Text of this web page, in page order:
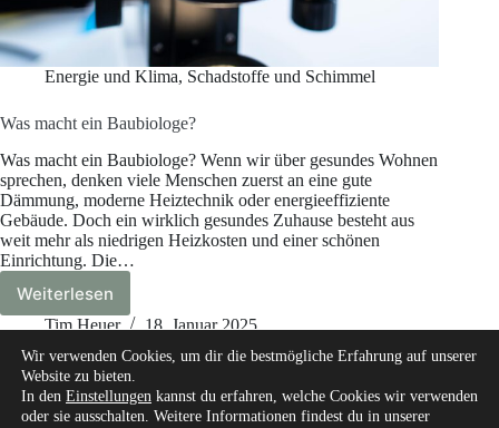
Energie und Klima, Schadstoffe und Schimmel
Was macht ein Baubiologe?
Was macht ein Baubiologe? Wenn wir über gesundes Wohnen
sprechen, denken viele Menschen zuerst an eine gute
Dämmung, moderne Heiztechnik oder energieeffiziente
Gebäude. Doch ein wirklich gesundes Zuhause besteht aus
weit mehr als niedrigen Heizkosten und einer schönen
Einrichtung. Die…
Weiterlesen
Was
macht
Baubiologe?
Tim Heuer 18. Januar 2025
Wir verwenden Cookies, um dir die bestmögliche Erfahrung auf unserer
Website zu bieten.
In den Einstellungen kannst du erfahren, welche Cookies wir verwenden
oder sie ausschalten. Weitere Informationen findest du in unserer